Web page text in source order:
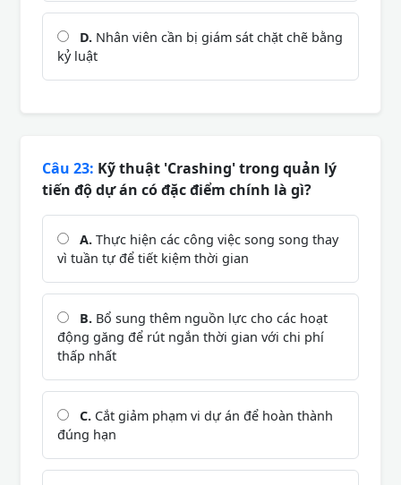
D. Nhân viên cần bị giám sát chặt chẽ bằng
kỷ luật
Câu 23: Kỹ thuật 'Crashing' trong quản lý
tiến độ dự án có đặc điểm chính là gì?
A. Thực hiện các công việc song song thay
vì tuần tự để tiết kiệm thời gian
B. Bổ sung thêm nguồn lực cho các hoạt
động găng để rút ngắn thời gian với chi phí
thấp nhất
C. Cắt giảm phạm vi dự án để hoàn thành
đúng hạn